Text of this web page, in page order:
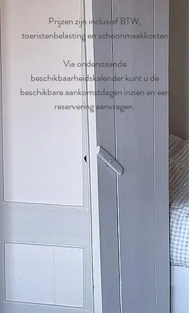
Prijzen zijn inclusief BTW,
toeristenbelasting en schoonmaakkosten
Via onderstaande
beschikbaarheidskalender kunt u de
beschikbare aankomstdagen inzien en een
reservering aanvragen.